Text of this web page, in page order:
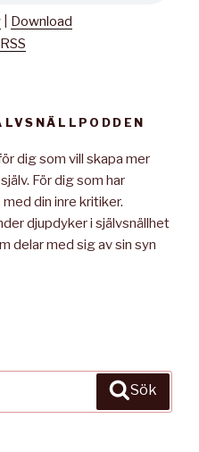
Download
RSS
dig som vill skapa mer
För dig som har
din inre kritiker.
djupdyker i självsnällhet
delar med sig av sin syn
Sök